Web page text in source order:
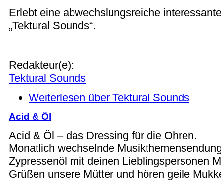
Erlebt eine abwechslungsreiche
„Tektural Sounds“.
Redakteur(e):
Tektural Sounds
Weiterlesen über Tektural Sounds
Acid & Öl
Acid & Öl – das Dressing für die Ohren.
Monatlich wechselnde
Zypressenöl mit deinen Lieblingspersonen
Grüßen unsere Mütter und hören geile